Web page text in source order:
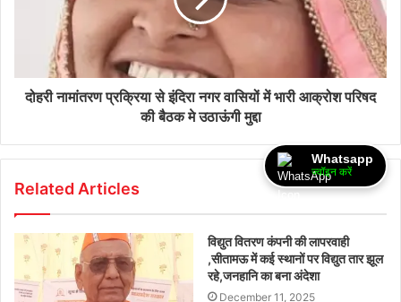
दोहरी नामांतरण प्रक्रिया से इंदिरा नगर वासियों में भारी आक्रोश परिषद
की बैठक मे उठाऊंगी मुद्दा
Related Articles
विद्युत वितरण कंपनी की लापरवाही
,सीतामऊ में कई स्थानों पर विद्युत तार झूल
रहे,जनहानि का बना अंदेशा
December 11, 2025
Whatsapp
ज्वॉइन करें